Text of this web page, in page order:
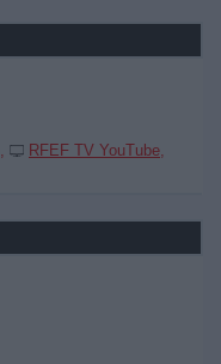
RFEF TV YouTube